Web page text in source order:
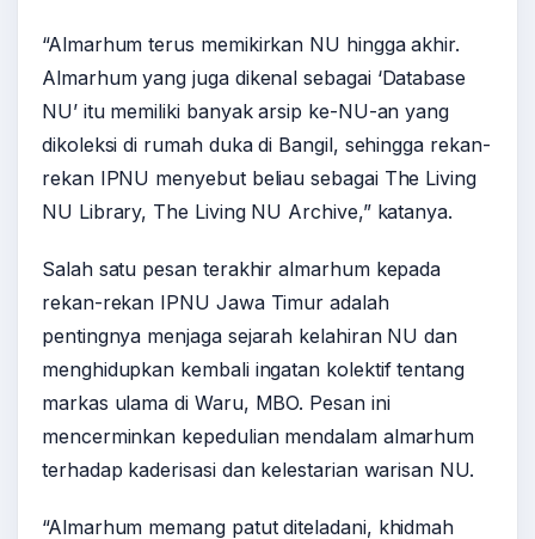
“Almarhum terus memikirkan NU hingga akhir.
Almarhum yang juga dikenal sebagai ‘Database
NU’ itu memiliki banyak arsip ke-NU-an yang
dikoleksi di rumah duka di Bangil, sehingga rekan-
rekan IPNU menyebut beliau sebagai The Living
NU Library, The Living NU Archive,” katanya.
Salah satu pesan terakhir almarhum kepada
rekan-rekan IPNU Jawa Timur adalah
pentingnya menjaga sejarah kelahiran NU dan
menghidupkan kembali ingatan kolektif tentang
markas ulama di Waru, MBO. Pesan ini
mencerminkan kepedulian mendalam almarhum
terhadap kaderisasi dan kelestarian warisan NU.
“Almarhum memang patut diteladani, khidmah